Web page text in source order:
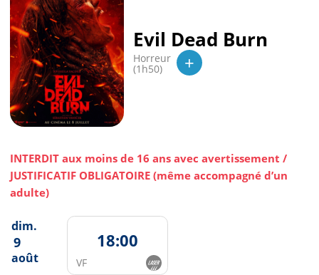
Evil Dead Burn
Horreur
(1h50) +
INTERDIT aux moins de 16 ans avec avertissement /
JUSTIFICATIF OBLIGATOIRE (même accompagné d’un
adulte)
dim.
9
août
18:00
VF